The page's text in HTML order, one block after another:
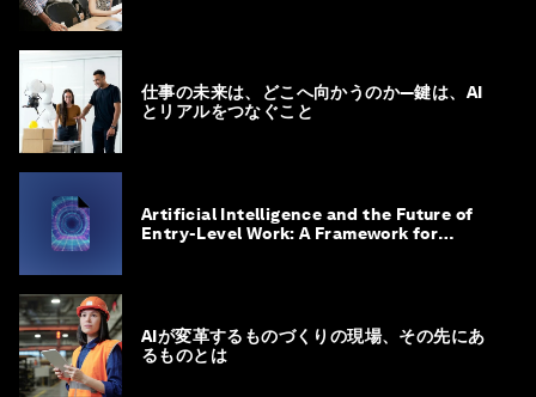
仕事の未来は、どこへ向かうのか―鍵は、AI
とリアルをつなぐこと
Artificial Intelligence and the Future of
Entry-Level Work: A Framework for
AIが変革するものづくりの現場、その先にあ
るものとは